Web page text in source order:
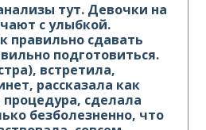
тут. Девочки на
с улыбкой.
правильно сдавать
подготовиться.
встретила,
рассказала как
сделала
безболезненно, что